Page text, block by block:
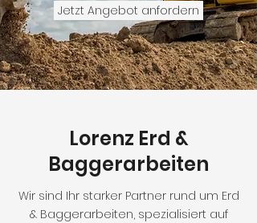
Jetzt Angebot anfordern
Lorenz Erd &
Baggerarbeiten
Wir sind Ihr starker Partner rund um Erd
& Baggerarbeiten, spezialisiert auf